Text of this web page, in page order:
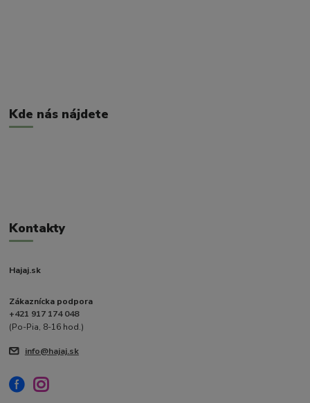
Kde nás nájdete
Kontakty
Hajaj.sk
Zákaznícka podpora
+421 917 174 048
(Po-Pia, 8-16 hod.)
info@hajaj.sk